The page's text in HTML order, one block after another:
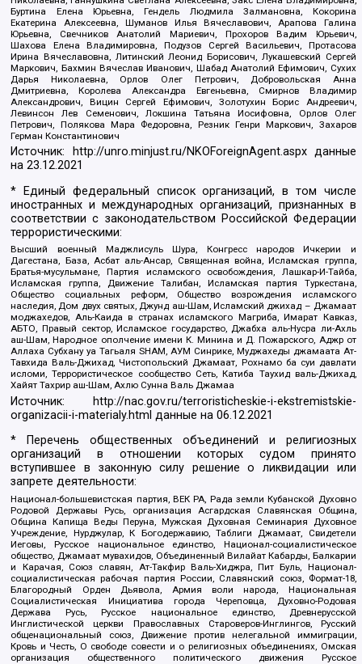
Буртина Елена Юрьевна, Гендель Людмила Залмановна, Кокорина
Екатерина Алексеевна, Шуманов Илья Вячеславович, Арапова Галина
Юрьевна, Свечников Анатолий Мариевич, Прохоров Вадим Юрьевич,
Шахова Елена Владимировна, Подузов Сергей Васильевич, Протасова
Ирина Вячеславовна, Литинский Леонид Борисович, Лукашевский Сергей
Маркович, Бахмин Вячеслав Иванович, Шабад Анатолий Ефимович, Сухих
Дарья Николаевна, Орлов Олег Петрович, Добровольская Анна
Дмитриевна, Королева Александра Евгеньевна, Смирнов Владимир
Александрович, Вицин Сергей Ефимович, Золотухин Борис Андреевич,
Левинсон Лев Семенович, Локшина Татьяна Иосифовна, Орлов Олег
Петрович, Полякова Мара Федоровна, Резник Генри Маркович, Захаров
Герман Константинович
Источник: http://unro.minjust.ru/NKOForeignAgent.aspxданные
на23.12.2021
* Единый федеральный список организаций, в том числе
иностранных и международных организаций, признанных в
соответствии с законодательством Российской Федерации
террористическими:
Высший военный Маджлисуль Шура, Конгресс народов Ичкерии и
Дагестана, База, Асбат аль-Ансар, Священная война, Исламская группа,
Братья-мусульмане, Партия исламского освобождения, Лашкар-И-Тайба,
Исламская группа, Движение Талибан, Исламская партия Туркестана,
Общество социальных реформ, Общество возрождения исламского
наследия, Дом двух святых, Джунд аш-Шам, Исламский джихад – Джамаат
моджахедов, Аль-Каида в странах исламского Магриба, Имарат Кавказ,
АБТО, Правый сектор, Исламское государство, Джабха аль-Нусра ли-Ахль
аш-Шам, Народное ополчение имени К. Минина и Д. Пожарского, Аджр от
Аллаха Субхану уа Тагьаля SHAM, АУМ Синрике, Муджахеды джамаата Ат-
Тавхида Валь-Джихад, Чистопольский Джамаат, Рохнамо ба суи давлати
исломи, Террористическое сообщество Сеть, Катиба Таухид валь-Джихад,
Хайят Тахрир аш-Шам, Ахлю Сунна Валь Джамаа
Источник:
http://nac.gov.ru/terroristicheskie-i-ekstremistskie-
organizacii-i-materialy.html данные на06.12.2021
* Перечень общественных объединений и религиозных
организаций в отношении которых судом принято
вступившее в законную силу решение о ликвидации или
запрете деятельности:
Национал-большевистская партия, ВЕК РА, Рада земли Кубанской Духовно
Родовой Державы Русь, организация Асгардская Славянская Община,
Община Капища Веды Перуна, Мужская Духовная Семинария Духовное
Учреждение, Нурджулар, К Богодержавию, Таблиги Джамаат, Свидетели
Иеговы, Русское национальное единство, Национал-социалистическое
общество, Джамаат мувахидов, Объединенный Вилайат Кабарды, Балкарии
и Карачая, Союз славян, Ат-Такфир Валь-Хиджра, Пит Буль, Национал-
социалистическая рабочая партия России, Славянский союз, Формат-18,
Благородный Орден Дьявола, Армия воли народа, Национальная
Социалистическая Инициатива города Череповца, Духовно-Родовая
Держава Русь, Русское национальное единство, Древнерусской
Инглистической церкви Православных Староверов-Инглингов, Русский
общенациональный союз, Движение против нелегальной иммиграции,
Кровь и Честь, О свободе совести и о религиозных объединениях, Омская
организация общественного политического движения Русское